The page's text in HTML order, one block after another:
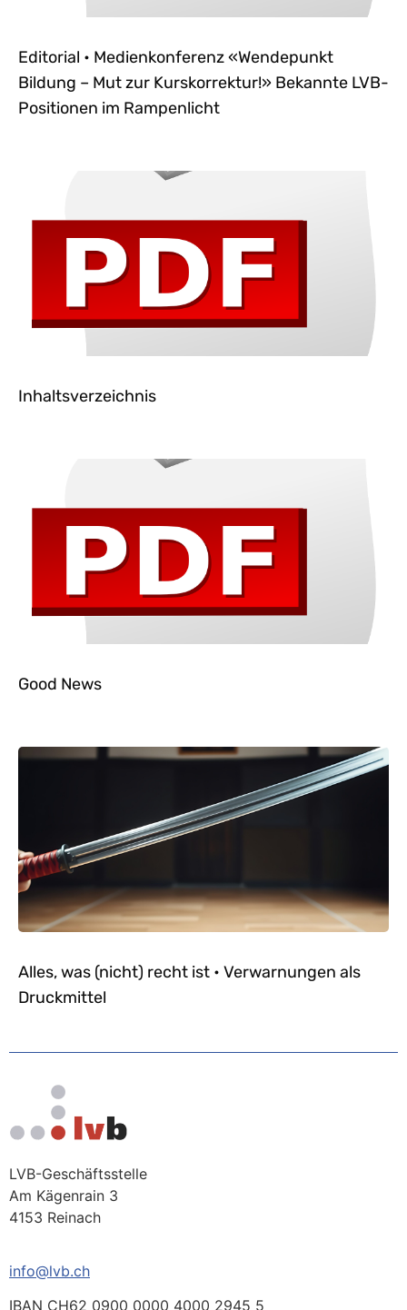
Editorial • Medienkonferenz «Wendepunkt
Bildung – Mut zur Kurskorrektur!» Bekannte LVB-
Positionen im Rampenlicht
Inhaltsverzeichnis
Good News
Alles, was (nicht) recht ist • Verwarnungen als
Druckmittel
LVB-Geschäftsstelle
Am Kägenrain 3
4153 Reinach
info@lvb.ch
IBAN CH62 0900 0000 4000 2945 5